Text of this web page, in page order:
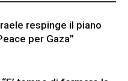
respinge il piano
per Gaza”